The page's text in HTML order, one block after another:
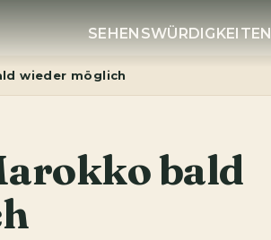
SEHENSWÜRDIGKEITEN
wieder möglich
bald